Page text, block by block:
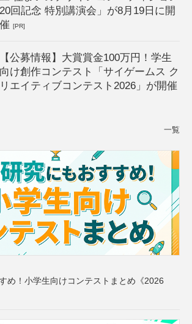
20回記念 特別講演会」が8月19日に開
催[PR]
【公募情報】大賞賞金100万円！学生
向け創作コンテスト「サイゲームス ク
リエイティブコンテスト2026」が開催
一覧
め！小学生向けコンテストまとめ《2026